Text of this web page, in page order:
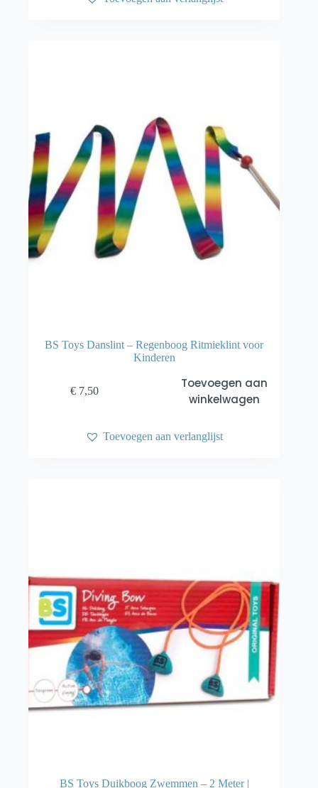
BS Toys Danslint – Regenboog Ritmieklint voor
Kinderen
€7,50
Toevoegen aan
winkelwagen
Toevoegen aan verlanglijst
BS Toys Duikboog Zwemmen – 2 Meter |